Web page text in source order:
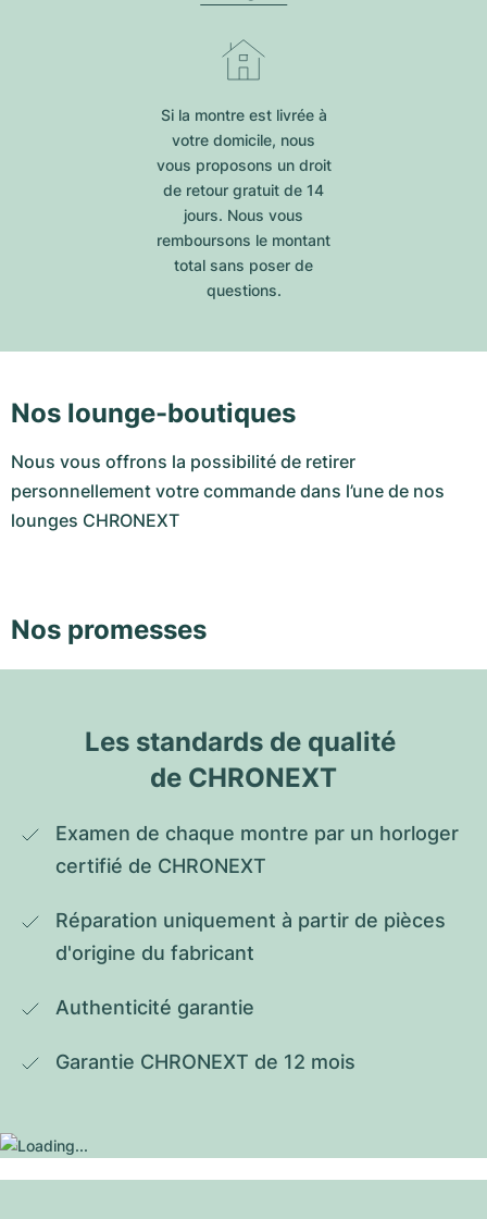
Si la montre est livrée à
votre domicile, nous
vous proposons un droit
de retour gratuit de 14
jours. Nous vous
remboursons le montant
total sans poser de
questions.
Nos lounge-boutiques
Nous vous offrons la possibilité de retirer
personnellement votre commande dans l’une de nos
lounges CHRONEXT
Nos promesses
Les standards de qualité
de CHRONEXT
Examen de chaque montre par un horloger
certifié de CHRONEXT
Réparation uniquement à partir de pièces
d'origine du fabricant
Authenticité garantie
Garantie CHRONEXT de 12 mois